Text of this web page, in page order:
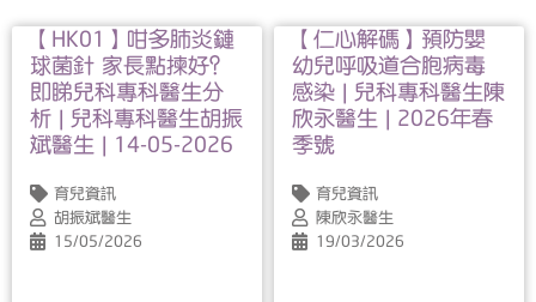
【HK01】咁多肺炎鏈
球菌針 家長點揀好？
即睇兒科專科醫生分
析 | 兒科專科醫生胡振
斌醫生 | 14-05-2026
育兒資訊
胡振斌醫生
15/05/2026
【仁心解碼】預防嬰
幼兒呼吸道合胞病毒
感染 | 兒科專科醫生陳
欣永醫生 | 2026年春
季號
育兒資訊
陳欣永醫生
19/03/2026